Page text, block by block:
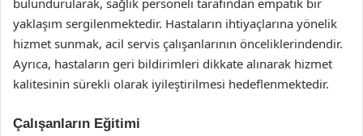
yaklaşım sergilenmektedir. Hastaların ihtiyaçlarına yönelik
hizmet sunmak, acil servis çalışanlarının önceliklerindendir.
Ayrıca, hastaların geri bildirimleri dikkate alınarak hizmet
kalitesinin sürekli olarak iyileştirilmesi hedeflenmektedir.
Çalışanların Eğitimi